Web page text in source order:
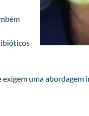
uma abordagem